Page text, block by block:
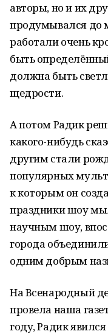
авторы, но и их
продумывался до
работали очень
быть
должна быть
щедрости.
А потом Радик
какого-нибудь
другим стали
популярных
к которым он
праздники шоу
научным шоу,
города
одним добрым
На Всенародный
провела наша
году, Радик